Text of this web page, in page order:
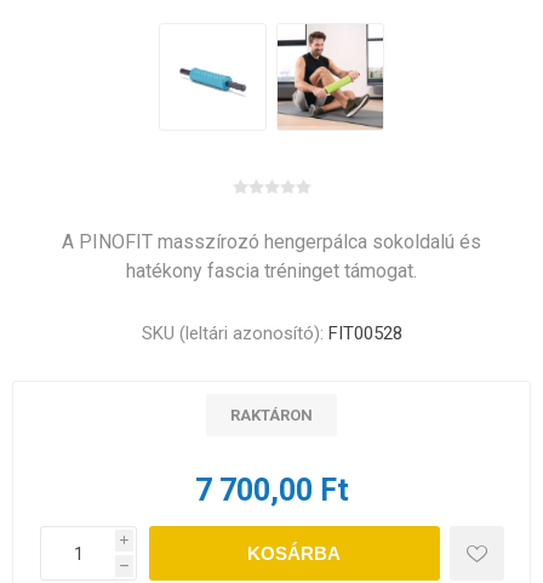
A PINOFIT masszírozó hengerpálca sokoldalú és
hatékony fascia tréninget támogat.
SKU (leltári azonosító): FIT00528
RAKTÁRON
7 700,00 Ft
i
h
KOSÁRBA